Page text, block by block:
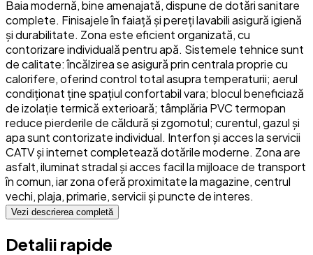
Baia modernă, bine amenajată, dispune de dotări sanitare
complete. Finisajele în faiață și pereți lavabili asigură igienă
și durabilitate. Zona este eficient organizată, cu
contorizare individuală pentru apă. Sistemele tehnice sunt
de calitate: încălzirea se asigură prin centrala proprie cu
calorifere, oferind control total asupra temperaturii; aerul
condiționat ține spațiul confortabil vara; blocul beneficiază
de izolație termică exterioară; tâmplăria PVC termopan
reduce pierderile de căldură și zgomotul; curentul, gazul și
apa sunt contorizate individual. Interfon și acces la servicii
CATV și internet completează dotările moderne. Zona are
asfalt, iluminat stradal și acces facil la mijloace de transport
în comun, iar zona oferă proximitate la magazine, centrul
vechi, plaja, primarie, servicii și puncte de interes.
Vezi descrierea completă
Detalii rapide